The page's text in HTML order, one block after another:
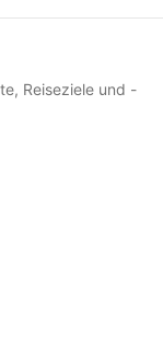
Reiseziele und -